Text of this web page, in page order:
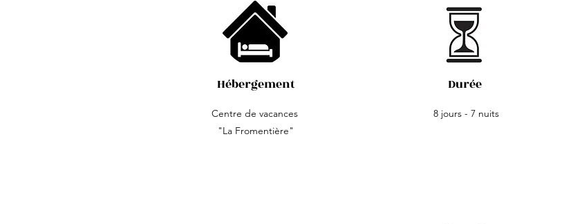
Hébergement
Centre de vacances
"La Fromentière"
Durée
8 jours - 7 nuits